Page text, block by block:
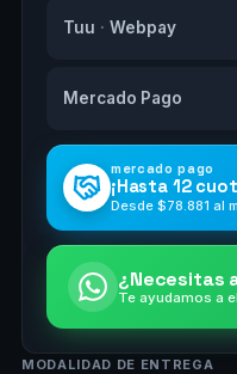
Tuu · Webpay
Mercado Pago
mercado pago
¡Hasta 12
Desde $78.881 al
¿Necesitas
Te ayudamos a
MODALIDAD DE ENTREGA